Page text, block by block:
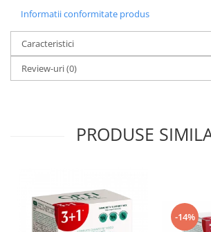
Informatii conformitate produs
Caracteristici
Review-uri(0)
PRODUSE
-14%